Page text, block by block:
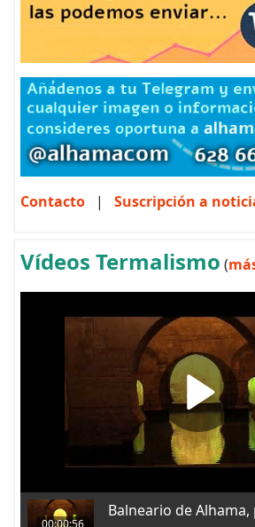
Contacto | Suscripción a
Vídeos Termalismo (
00:00:56
Balneario de Alhama,